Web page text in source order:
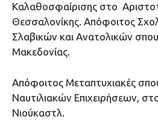
Καλαθοσφαίρισης στο
Θεσσαλονίκης. Απόφοιτος
Σλαβικών και Ανατολικών
Μακεδονίας.
Απόφοιτος Μεταπτυχιακές
Ναυτιλιακών Επιχειρήσεων,
Νιούκαστλ.